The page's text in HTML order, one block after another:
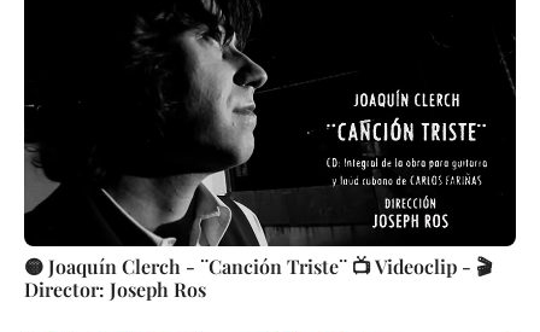
🟡 Joaquín Clerch - ¨Canción Triste¨ 📺 Videoclip - 🎬
Director: Joseph Ros